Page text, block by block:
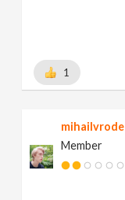
1
mihailvrode
Member